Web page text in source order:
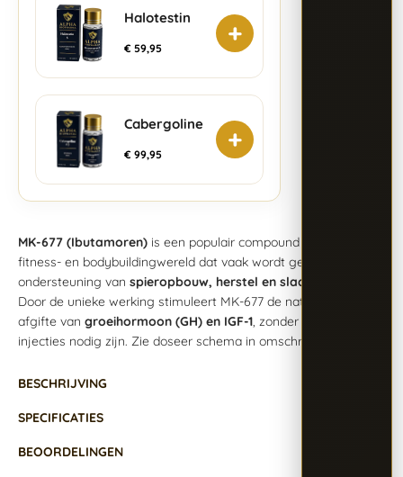
Halotestin
€ 59,95 +
Cabergoline
€ 99,95 +
MK-677 (Ibutamoren) is een populair compound binnen de
fitness- en bodybuildingwereld dat vaak wordt gebruikt ter
ondersteuning van spieropbouw, herstel en slaapkwaliteit
Door de unieke werking stimuleert MK-677 de natuurlijke
afgifte van groeihormoon (GH) en IGF-1, zonder dat er
injecties nodig zijn. Zie doseer schema in omschrijving.
BESCHRIJVING
SPECIFICATIES
BEOORDELINGEN